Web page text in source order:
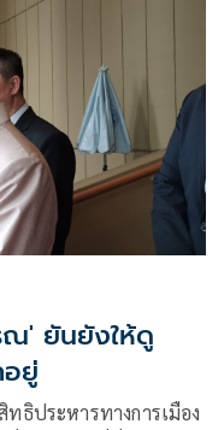
ณ' ยันยังให้ดู
ยู่
ทธิประหารทางการเมือง